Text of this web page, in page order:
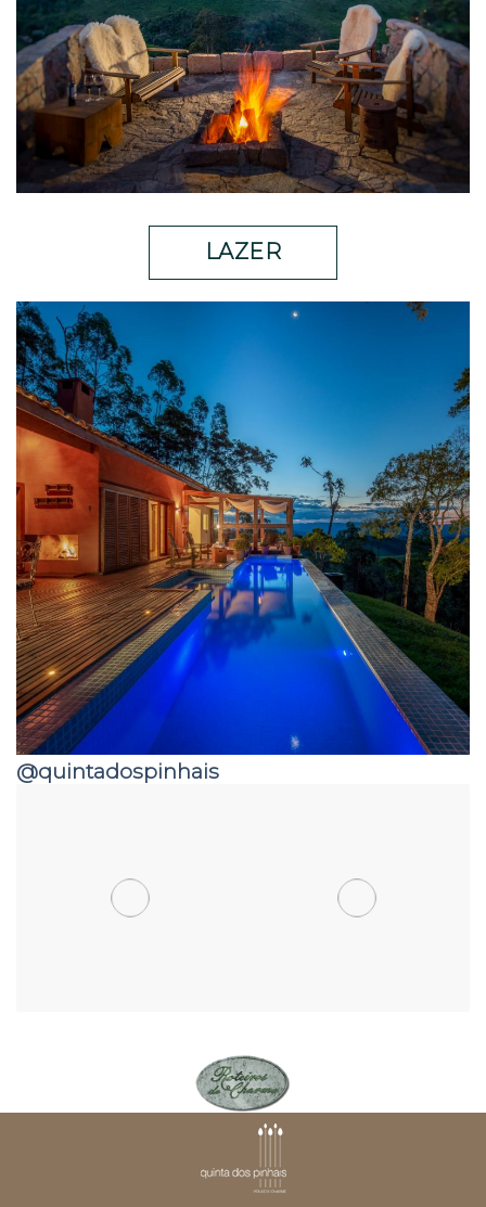
LAZER
@quintadospinhais